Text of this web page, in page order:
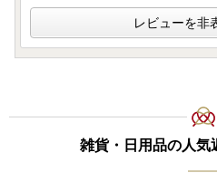
レビューを非
雑貨・日用品の人気